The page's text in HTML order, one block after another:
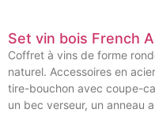
Set vin bois French
Coffret à vins de forme
naturel. Accessoires en
tire-bouchon avec coupe-
un bec verseur, un anneau